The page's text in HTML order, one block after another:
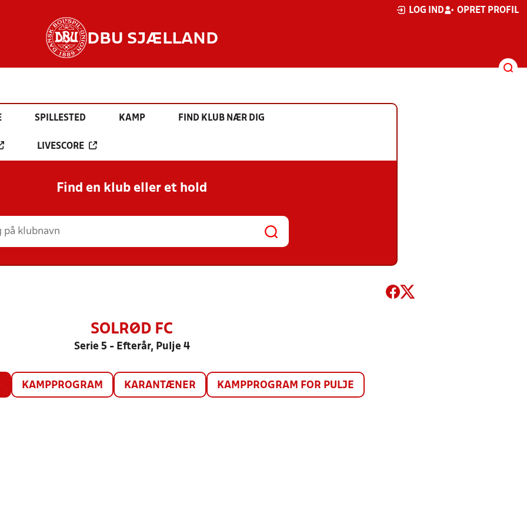
LOG IND OPRET PROFIL
DBU SJÆLLAND
SPILLESTED KAMP FIND KLUB NÆR DIG
LIVESCORE
Find en klub eller et hold
SOLRØD FC
Serie 5 - Efterår, Pulje 4
KAMPPROGRAM KARANTÆNER KAMPPROGRAM FOR PULJE